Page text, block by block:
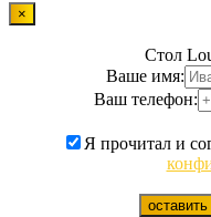
×
Стол
Ваше имя:
Ваш телефон:
Я прочитал и